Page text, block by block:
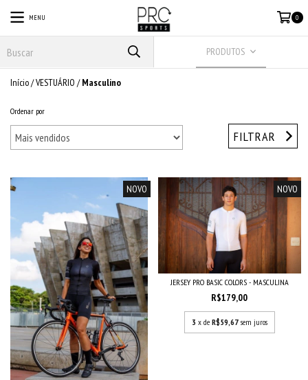
MENU 0
PRODUTOS
Início/VESTUÁRIO / Masculino
Ordenar por
FILTRAR
NOVO NOVO
JERSEY PRO BASIC COLORS - MASCULINA
R$179,00
3 x de R$59,67 sem juros